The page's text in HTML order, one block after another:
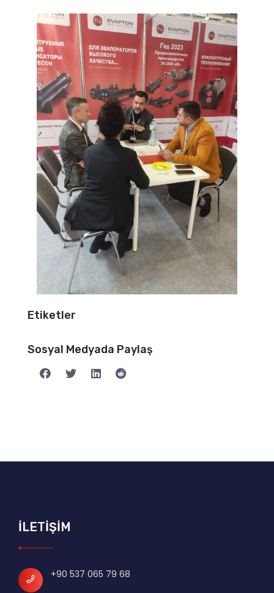
Etiketler
Sosyal Medyada Paylaş
İLETİŞİM
+90 537 065 79 68